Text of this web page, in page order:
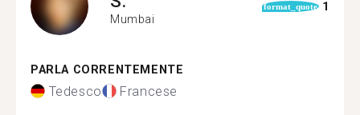
Mumbai
format_quote 1
PARLA CORRENTEMENTE
Tedesco Francese